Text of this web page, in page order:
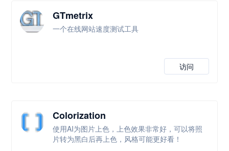
GTmetrix
一个在线网站速度测试工具
访问
Colorization
使用AI为图片上色，上色效果非常好，可以将照
片转为黑白后再上色，风格可能更好看！